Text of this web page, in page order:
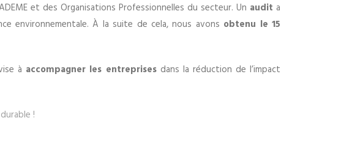
et des Organisations Professionnelles du secteur. Un audit a
environnementale. À la suite de cela, nous avons obtenu le 15
à accompagner les entreprisesdans la réduction de l’impact
!